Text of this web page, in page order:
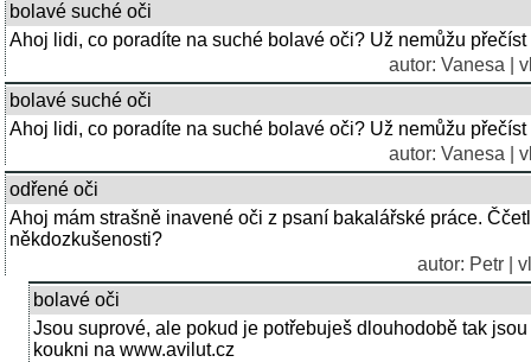
bolavé suché oči
Ahoj lidi, co poradíte na suché bolavé oči? Už nemůžu přečíst
autor: Vanesa |
bolavé suché oči
Ahoj lidi, co poradíte na suché bolavé oči? Už nemůžu přečíst
autor: Vanesa |
odřené oči
Ahoj mám strašně inavené oči z psaní bakalářské práce.
někdozkušenosti?
autor: Petr |
bolavé oči
Jsou suprové, ale pokud je potřebuješ dlouhodobě tak
koukni na www.avilut.cz